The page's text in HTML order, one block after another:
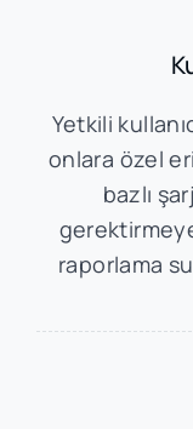
Yetkili
onlara özel
bazlı
raporlama